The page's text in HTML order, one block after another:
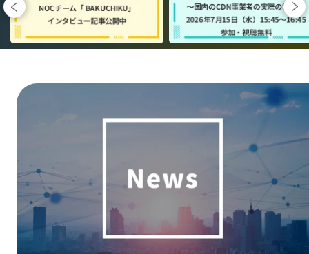
ABOUT US
事業紹介
Jストリーム・技術の歴史
キャリア形成
動画配信 用語集